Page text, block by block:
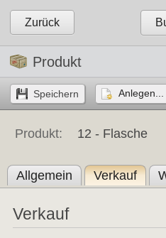
Zurück
Produkt
Anlegen...
Produkt: 12 - Flasche
Allgemein Verkauf
Verkauf